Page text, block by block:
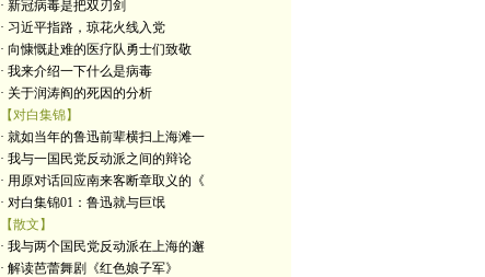
· 新冠病毒是把双刃剑
· 习近平指路，琼花火线入党
· 向慷慨赴难的医疗队勇士们致敬
· 我来介绍一下什么是病毒
· 关于润涛阎的死因的分析
【对白集锦】
· 就如当年的鲁迅前辈横扫上海滩一
· 我与一国民党反动派之间的辩论
· 用原对话回应南来客断章取义的《
· 对白集锦01：鲁迅就与巨氓
【散文】
· 我与两个国民党反动派在上海的邂
· 解读芭蕾舞剧《红色娘子军》